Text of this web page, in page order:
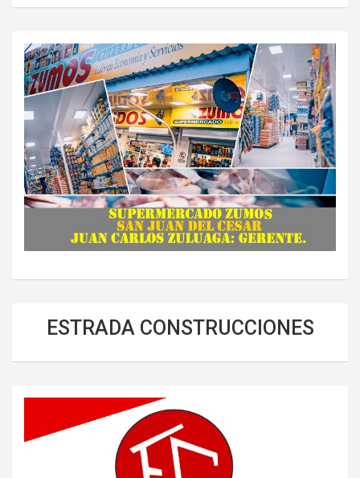
ESTRADA CONSTRUCCIONES